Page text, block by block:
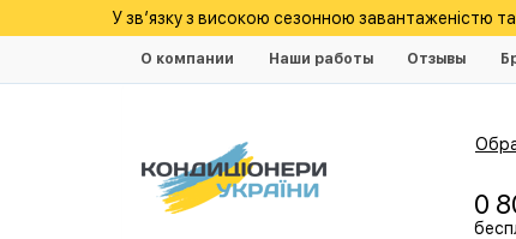
У зв’язку з високою сезонною завантаженістю
О компании Наши работы Отзывы
0